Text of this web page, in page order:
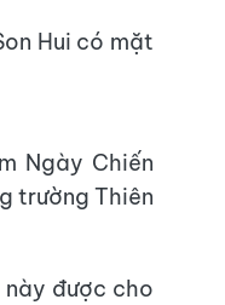
Hui có mặt
Ngày Chiến
trường Thiên
được cho